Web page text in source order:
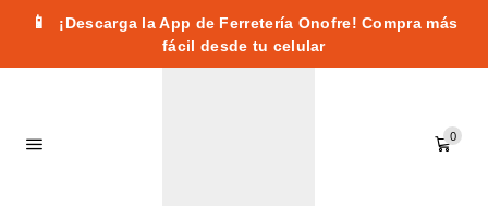
📱
¡Descarga la App de Ferretería Onofre! Compra más
fácil desde tu celular
0